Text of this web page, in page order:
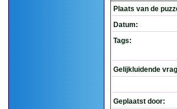
Plaats van de
Datum:
Tags:
Gelijkluidende
Geplaatst door: